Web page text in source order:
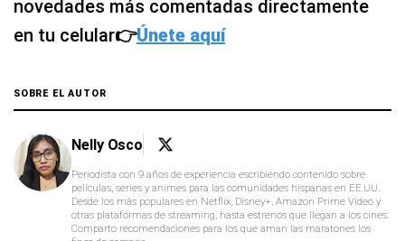
novedades más comentadas directamente
en tu celular👉Únete aquí
SOBRE EL AUTOR
Nelly Osco
Periodista con 9 años de experiencia escribiendo contenido sobre
películas, series y animes para las comunidades hispanas en EE.UU..
Desde los más populares en Netflix, Disney+, Amazon Prime Video y
otras plataformas de streaming, hasta estrenos que llegan a los cines.
Comparto recomendaciones para los que aman las maratones los